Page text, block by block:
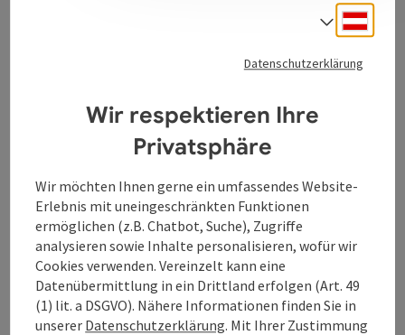
Hier wird Schönheit, Stil und Eleganz an einem Ort
Gesundheit unserer Kunden. Der Salon wird
professionellen Naturfriseurmarke Natulique geführt.
Kontakt
Öffnungszeiten
Anreise/Lage
Datenschutzerklärung
Wir respektieren Ihre
Privatsphäre
Wir möchten Ihnen gerne ein umfassendes Website-
Erlebnis mit uneingeschränkten Funktionen
ermöglichen (z.B. Chatbot, Suche), Zugriffe
analysieren sowie Inhalte personalisieren, wofür wir
Cookies verwenden. Vereinzelt kann eine
Datenübermittlung in ein Drittland erfolgen (Art. 49
(1) lit. a DSGVO). Nähere Informationen finden Sie in
unserer Datenschutzerklärung. Mit Ihrer Zustimmung